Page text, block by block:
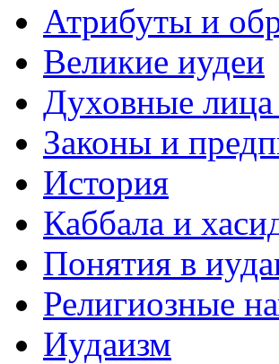
Атрибуты и
Великие иудеи
Духовные
Законы и
История
Каббала и
Понятия в
Религиозные
Иудаизм